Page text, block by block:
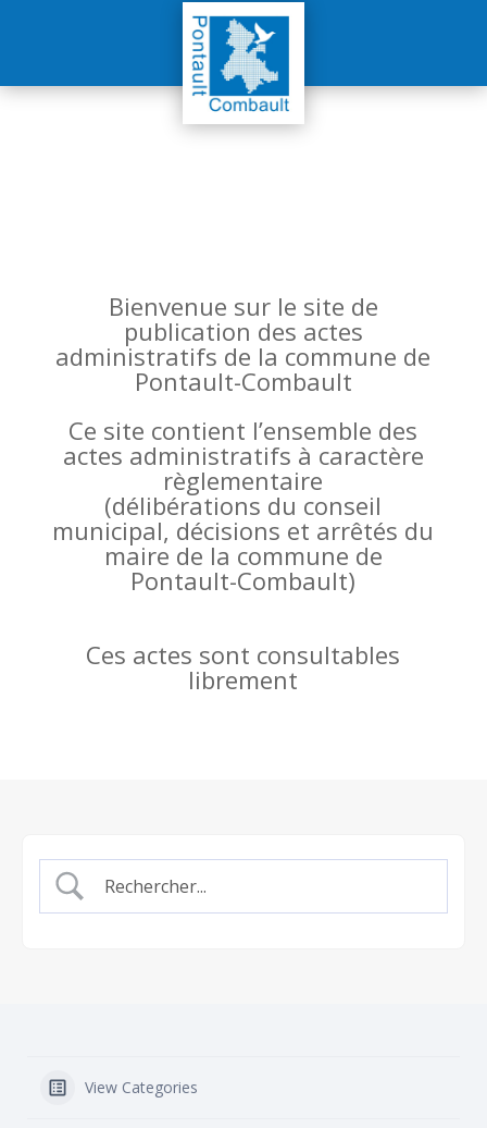
Bienvenue sur le site de
publication des actes
administratifs de la commune de
Pontault-Combault
Ce site contient l’ensemble des
actes administratifs à caractère
règlementaire
(délibérations du conseil
municipal, décisions et arrêtés du
maire de la commune de
Pontault-Combault)
Ces actes sont consultables
librement
View Categories